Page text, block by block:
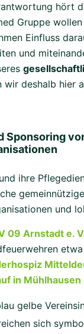
hört
Gruppe
Einfluss
und
wir deshalb hier
Sponsoring
ihre
und
09 Arnstadt e.
in Mühlhausen